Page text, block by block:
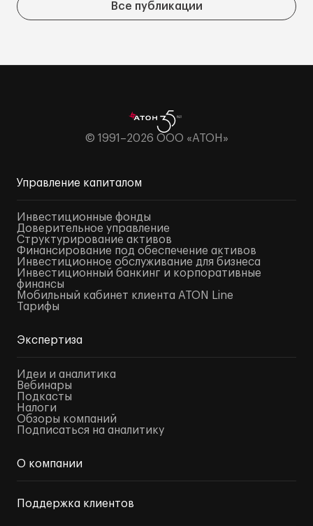
Все публикации
© 1991–2026 ООО «АТОН»
Управление капиталом
Инвестиционные фонды
Доверительное управление
Структурирование активов
Финансирование под обеспечение активов
Инвестиционное обслуживание для бизнеса
Инвестиционный банкинг и корпоративные
финансы
Мобильный кабинет клиента ATON Line
Тарифы
Экспертиза
Идеи и аналитика
Вебинары
Подкасты
Налоги
Обзоры компаний
Подписаться на аналитику
О компании
Поддержка клиентов